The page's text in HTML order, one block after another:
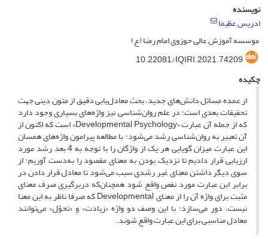
نویسنده
ادریس عظیما
موسسه آموزش عالی حوزوی امام رضا (ع)
10.22081/IQIRI.2021.74209
چکیده
از عمده مسائل دانش‌های جدید، بحث معادل‌یابی دقیق از متون دینی جهت
تحقیقات بعدی است؛ در علم روان‌شناسی نیز واژه‌های بسیاری وجود دارد
که از جمله آن عبارت «Developmental Psychology» است که اکنون از
آن تعبیر به روان‌شناسی رشد می‌شود؛ با مطالعه پیرامون واژه‌های همسان
این عبارت میزان گویایی هر یک از واژگان را با توجه به 4 بعد رشد مورد
ارزیابی قرار دادیم تا نزدیک بودن به معنای مقصود را به‌دست آوریم؛ از
سوی دیگر داشتن معنای غیر رشدی سبب می‌شود تا معادل قرار دادن در
برابر این عبارت مورد نقص واقع شود همچنان‌که دربرگیری صرف معنای
مثبت برای واژه آن را از معنای Developmental که صرفا ناظر به این معنا
نیست، دور می‌سازد؛ با این وصف دو واژه «زیادت» و «تحوّل» می‌توانند
معادل مناسبی برای این عبارت واقع شوند.